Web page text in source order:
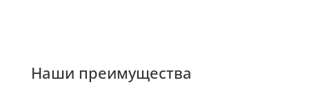
Наши преимущества